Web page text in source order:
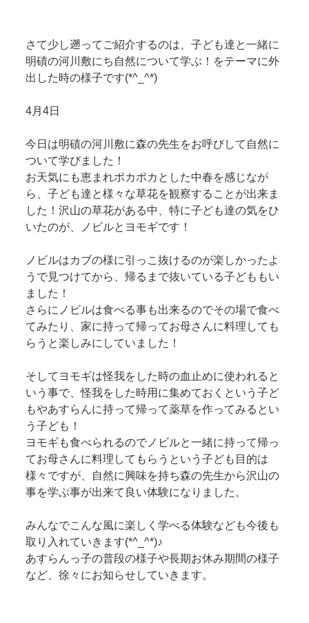
さて少し遡ってご紹介するのは、子ども達と一緒に
明磧の河川敷にち自然について学ぶ！をテーマに外
出した時の様子です(*^_^*)
4月4日
今日は明磧の河川敷に森の先生をお呼びして自然に
ついて学びました！
お天気にも恵まれポカポカとした中春を感じなが
ら、子ども達と様々な草花を観察することが出来ま
した！沢山の草花がある中、特に子ども達の気をひ
いたのが、ノビルとヨモギです！
ノビルはカブの様に引っこ抜けるのが楽しかったよ
うで見つけてから、帰るまで抜いている子どももい
ました！
さらにノビルは食べる事も出来るのでその場で食べ
てみたり、家に持って帰ってお母さんに料理しても
らうと楽しみにしていました！
そしてヨモギは怪我をした時の血止めに使われると
いう事で、怪我をした時用に集めておくという子ど
もやあすらんに持って帰って薬草を作ってみるとい
う子ども！
ヨモギも食べられるのでノビルと一緒に持って帰っ
てお母さんに料理してもらうという子ども目的は
様々ですが、自然に興味を持ち森の先生から沢山の
事を学ぶ事が出来て良い体験になりました。
みんなでこんな風に楽しく学べる体験なども今後も
取り入れていきます(*^_^*)♪
あすらんっ子の普段の様子や長期お休み期間の様子
など、徐々にお知らせしていきます。